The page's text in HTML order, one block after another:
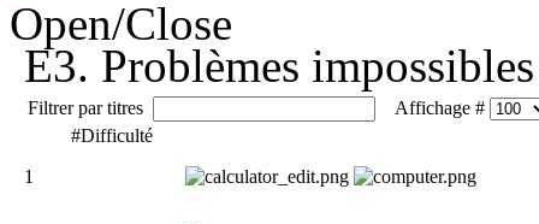
E3. Problèmes impossibles
Filtrer par titres
Affichage #
#Difficulté
1